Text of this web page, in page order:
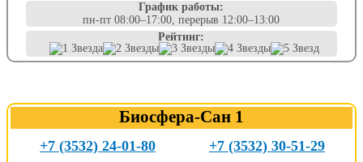
График работы:
пн-пт 08:00–17:00, перерыв 12:00–13:00
Рейтинг:
Биосфера-Сан 1
+7 (3532) 24-01-80 +7 (3532) 30-51-29